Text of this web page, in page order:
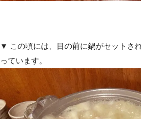
▼ この頃には、目の前に鍋がセットさ
っています。